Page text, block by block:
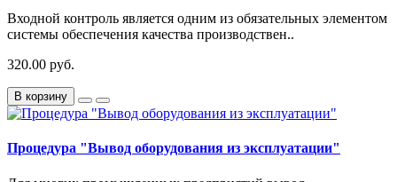
Входной контроль является одним из обязательных элементом
системы обеспечения качества производствен..
320.00 руб.
В корзину
Процедура "Вывод оборудования из эксплуатации"